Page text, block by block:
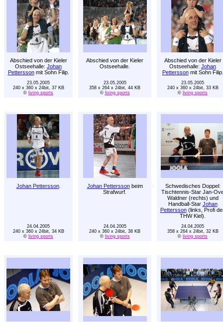
Abschied von der Kieler
Ostseehalle: Johan
Petterssonmit Sohn Filip.
Abschied von der Kieler
Ostseehalle.
Abschied von der Kieler
Ostseehalle: Johan
Petterssonmit Sohn Filip.
23.05.2005
240 x 360 x 24bit, 37 KB
© living sports
23.05.2005
358 x 264 x 24bit, 44 KB
© living sports
23.05.2005
240 x 360 x 24bit, 33 KB
© living sports
Johan Pettersson. Johan Petterssonbeim
Strafwurf.
Schwedisches Doppel:
Tischtennis-Star Jan-
Waldner (rechts) und
Handball-Star Johan
Pettersson(links, Profi
THW Kiel).
24.04.2005
240 x 360 x 24bit, 34 KB
© living sports
24.04.2005
240 x 360 x 24bit, 38 KB
© living sports
24.04.2005
358 x 264 x 24bit, 32 KB
© living sports